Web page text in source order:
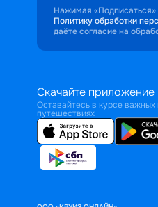
Нажимая
Политику обработки
даёте согласие на
Скачайте приложение
Оставайтесь в курсе
путешествиях